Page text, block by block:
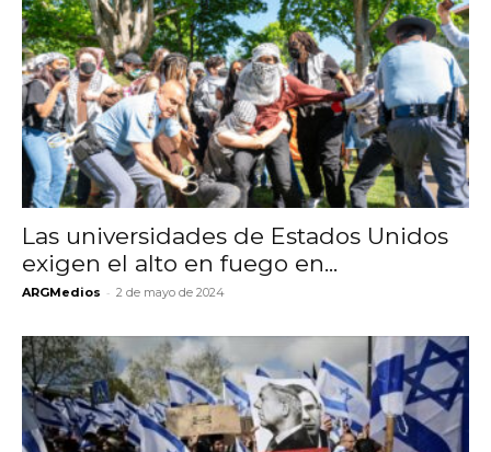
Las universidades de Estados Unidos
exigen el alto en fuego en...
ARGMedios - 2 de mayo de 2024